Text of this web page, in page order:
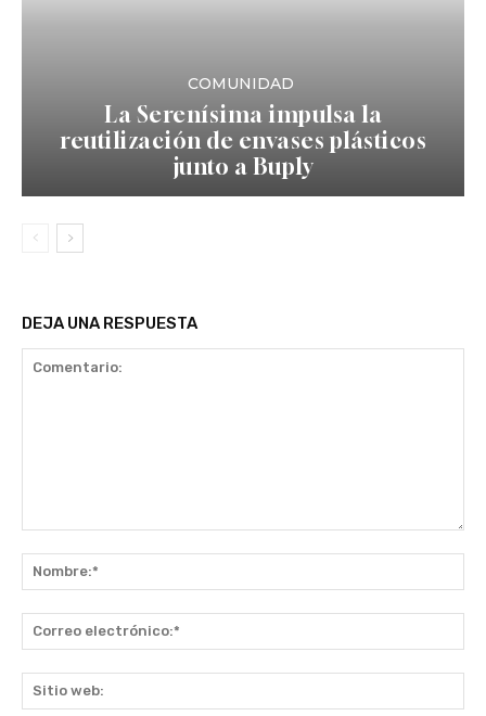
COMUNIDAD
La Serenísima impulsa la
reutilización de envases plásticos
junto a Buply
DEJA UNA RESPUESTA